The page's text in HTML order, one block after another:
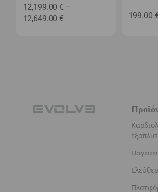
12,199.00 € –
12,649.00 € 199.00 €